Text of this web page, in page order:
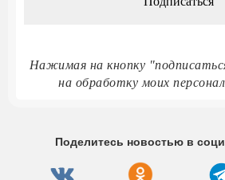
Нажимая на кнопку
на обработку моих
Поделитесь новостью в